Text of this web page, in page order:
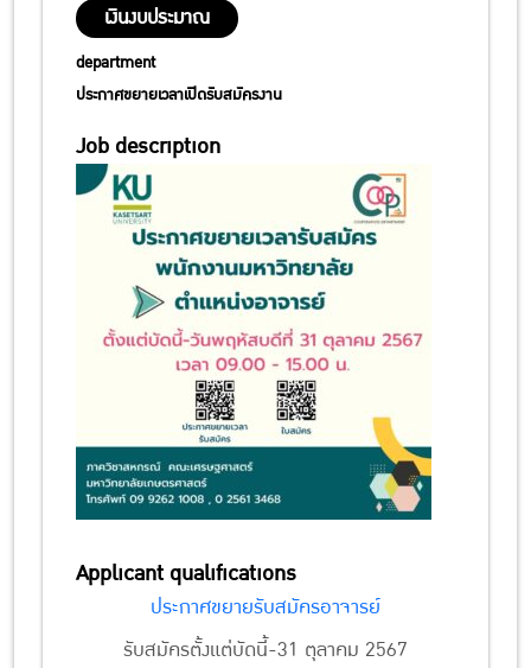
เงินงบประมาณ
department
ประกาศขยายเวลาเปิดรับสมัครงาน
Job description
Applicant qualifications
ประกาศขยายรับสมัครอาจารย์
รับสมัครตั้งแต่บัดนี้-31 ตุลาคม 2567